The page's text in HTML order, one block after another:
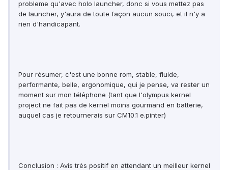
probleme qu'avec holo launcher, donc si vous mettez pas
de launcher, y'aura de toute façon aucun souci, et il n'y a
rien d'handicapant.
Pour résumer, c'est une bonne rom, stable, fluide,
performante, belle, ergonomique, qui je pense, va rester un
moment sur mon téléphone (tant que l'olympus kernel
project ne fait pas de kernel moins gourmand en batterie,
auquel cas je retournerais sur CM10.1 e.pinter)
Conclusion : Avis très positif en attendant un meilleur kernel